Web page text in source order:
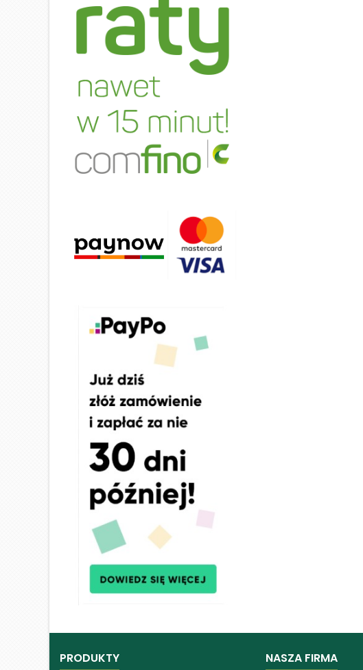
PRODUKTY NASZA FIRMA